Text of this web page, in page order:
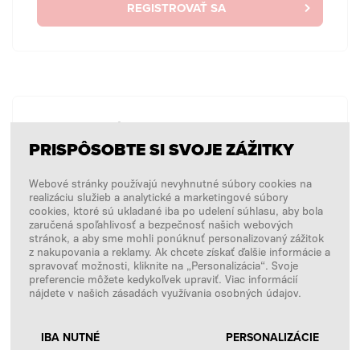
REGISTROVAŤ SA
Chcem zadať jednorazovú objednávku bez
NÁKUPY BEZ PRIHLÁSENIA
PRISPÔSOBTE SI SVOJE ZÁŽITKY
Webové stránky používajú nevyhnutné súbory cookies na
realizáciu služieb a analytické a marketingové súbory
cookies, ktoré sú ukladané iba po udelení súhlasu, aby bola
zaručená spoľahlivosť a bezpečnosť našich webových
stránok, a aby sme mohli ponúknuť personalizovaný zážitok
z nakupovania a reklamy. Ak chcete získať ďalšie informácie a
spravovať možnosti, kliknite na „Personalizácia“. Svoje
preferencie môžete kedykoľvek upraviť. Viac informácií
nájdete v našich zásadách využívania osobných údajov.
IBA NUTNÉ PERSONALIZÁCIE